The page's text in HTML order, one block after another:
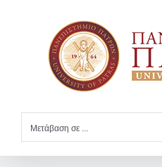
Μετάβαση σε ...